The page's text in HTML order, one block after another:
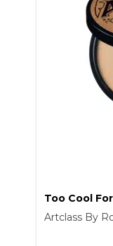
Too Cool
Artclass By